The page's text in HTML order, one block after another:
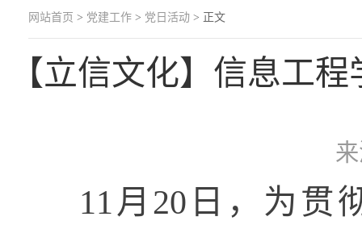
网站首页 > 党建工作 > 党日活动 > 正文
【立信文化】信息工
11 月 20 日，为贯